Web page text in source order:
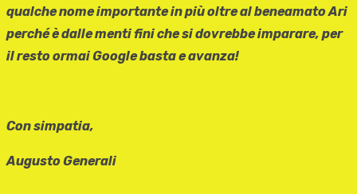
qualche nome importante in più oltre al beneamato Ari
perché è dalle menti fini che si dovrebbe imparare, per
il resto ormai Google basta e avanza!
Con simpatia,
Augusto Generali